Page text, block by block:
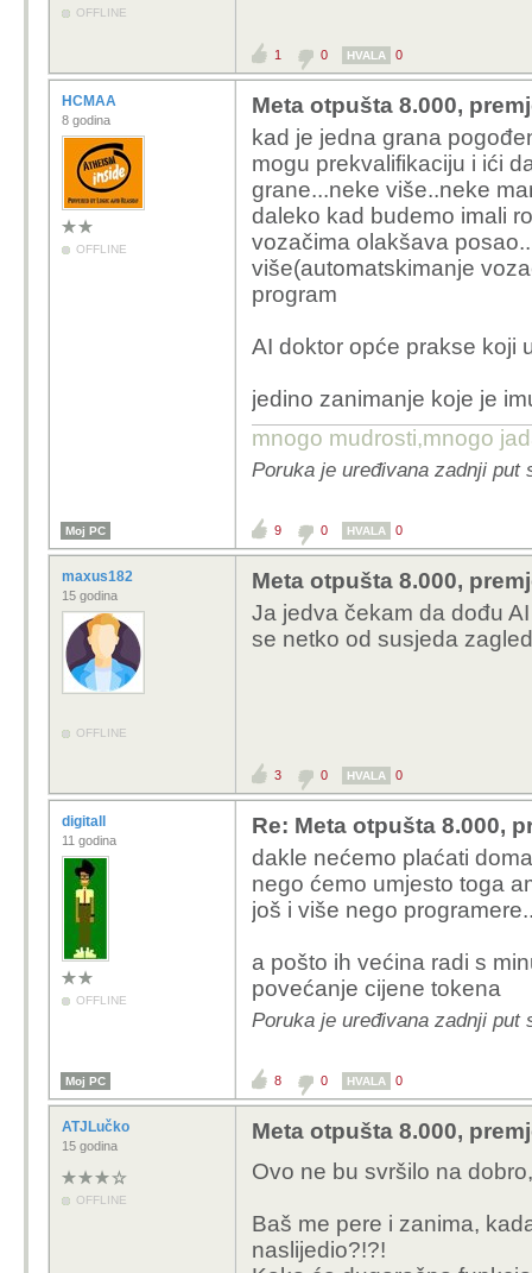
OFFLINE
1 0 HVALA 0
HCMAA
8 godina
OFFLINE
Meta otpušta 8.000,
kad je jedna grana
mogu prekvalifikaciju i ići
grane...neke više..neke
daleko kad budemo imali
vozačima olakšava
više(automatskimanje
program
AI doktor opće prakse koji
jedino zanimanje koje je
mnogo mudrosti,mnogo
Poruka je uređivana zadnji put
Moj PC 9 0 HVALA 0
maxus182
15 godina
OFFLINE
Meta otpušta 8.000,
Ja jedva čekam da dođu
se netko od susjeda
3 0 HVALA 0
digitall
11 godina
OFFLINE
Re: Meta otpušta 8.000,
dakle nećemo plaćati
nego ćemo umjesto toga
još i više nego
a pošto ih većina radi s
povećanje cijene tokena
Poruka je uređivana zadnji put
Moj PC 8 0 HVALA 0
ATJLučko
15 godina
OFFLINE
Meta otpušta 8.000,
Ovo ne bu svršilo na
Baš me pere i zanima,
naslijedio?!?!